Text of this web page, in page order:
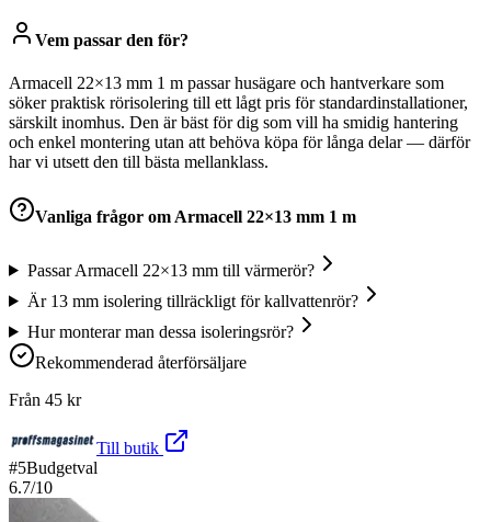
Vem passar den för?
Armacell 22×13 mm 1 m passar husägare och hantverkare som
söker praktisk rörisolering till ett lågt pris för standardinstallationer,
särskilt inomhus. Den är bäst för dig som vill ha smidig hantering
och enkel montering utan att behöva köpa för långa delar — därför
har vi utsett den till bästa mellanklass.
Vanliga frågor om Armacell 22×13 mm 1 m
Passar Armacell 22×13 mm till värmerör?
Är 13 mm isolering tillräckligt för kallvattenrör?
Hur monterar man dessa isoleringsrör?
Rekommenderad återförsäljare
Från 45 kr
Till butik
#5Budgetval
6.7/10